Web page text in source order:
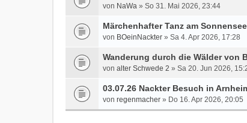
von NaWa » So 31. Mai 2026, 23:44
Märchenhafter Tanz am
von BOeinNackter » Sa 4. Apr 2026, 17:28
Wanderung durch die Wälder von
von alter Schwede 2 » Sa 20. Jun 2026,
03.07.26 Nackter Besuch in
von regenmacher » Do 16. Apr 2026, 20:05